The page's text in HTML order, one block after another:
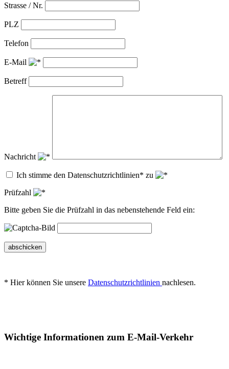
Strasse / Nr.
PLZ
Telefon
E-Mail
Betreff
Nachricht
Ich stimme den Datenschutzrichtlinien* zu
Prüfzahl
Bitte geben Sie die Prüfzahl in das nebenstehende Feld ein:
abschicken
* Hier können Sie unsere Datenschutzrichtlinien nachlesen.
Wichtige Informationen zum E-Mail-Verkehr